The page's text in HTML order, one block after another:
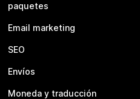
paquetes
Email marketing
SEO
Envíos
Moneda y traducción